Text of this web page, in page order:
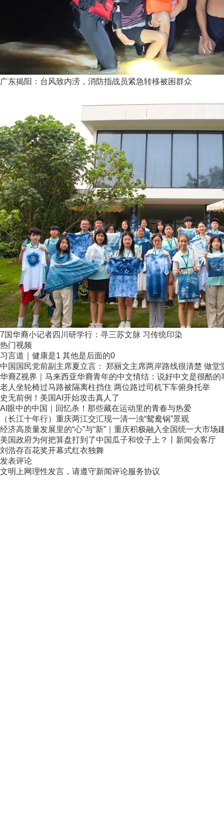
广东揭阳：台风致内涝，消防指战员紧急转移被困群众
7国华裔小记者四川研学行：寻三苏文脉 习传统印染
热门视频
习言道｜健康是1 其他是后面的0
中国国民党前副主席夏立言： 郑丽文主席两岸路线很清楚 做堂
华裔Z视界｜马来西亚华裔青年的中文情结：说好中文是很酷的
老人坐轮椅过马路被隔离柱挡住 两位路过司机下车俯身托举
史无前例！美国AI开始攻击真人了
AI眼中的中国｜回忆杀！那些藏在运动里的青春与热爱
（长江十年行）重庆两江交汇现一清一浊“鸳鸯锅”景观
经济高质量发展里的“心”与“新”｜重庆积极融入全国统一大市场
美国政府为何把算盘打到了中国瓜子和饺子上？丨新闻会客厅
刘浩存百花奖开幕式红衣独舞
发表评论
文明上网理性发言，请遵守新闻评论服务协议